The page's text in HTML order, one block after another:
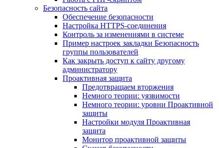
Безопасность сайта
Обеспечение безопасности
Настройка HTTPS-соединения
Контроль за изменениями в системе
Пример настроек закладки Безопасность
группы пользователей
Как закрыть доступ к сайту другому
администратору
Проактивная защита
Предотвращаем вторжения
Немного теории: уязвимости
Немного теории: уровни Проактивной
защиты
Настройки модуля Проактивная
защита
Монитор проактивной защиты